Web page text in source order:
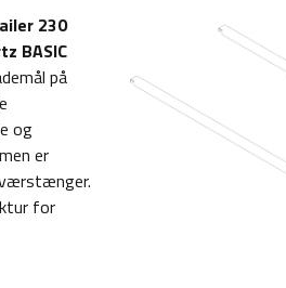
230
BASIC
på
og
er
for